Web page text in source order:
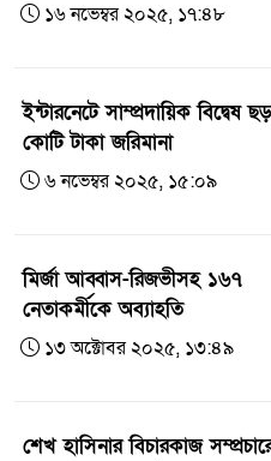
১৬ নভেম্বর ২০২৫, ১৭:৪৮
ইন্টারনেটে সাম্প্রদায়িক বিদ্বেষ
কোটি টাকা জরিমানা
৬ নভেম্বর ২০২৫, ১৫:০৯
মির্জা আব্বাস-রিজভীসহ ১৬৭
নেতাকর্মীকে অব্যাহতি
১৩ অক্টোবর ২০২৫, ১৩:৪৯
শেখ হাসিনার বিচারকাজ